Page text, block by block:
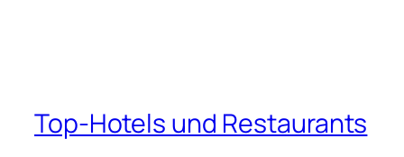
Top-Hotels und Restaurants